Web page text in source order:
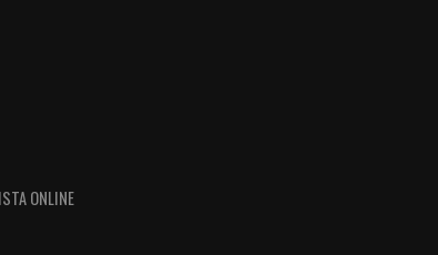
ONLINE